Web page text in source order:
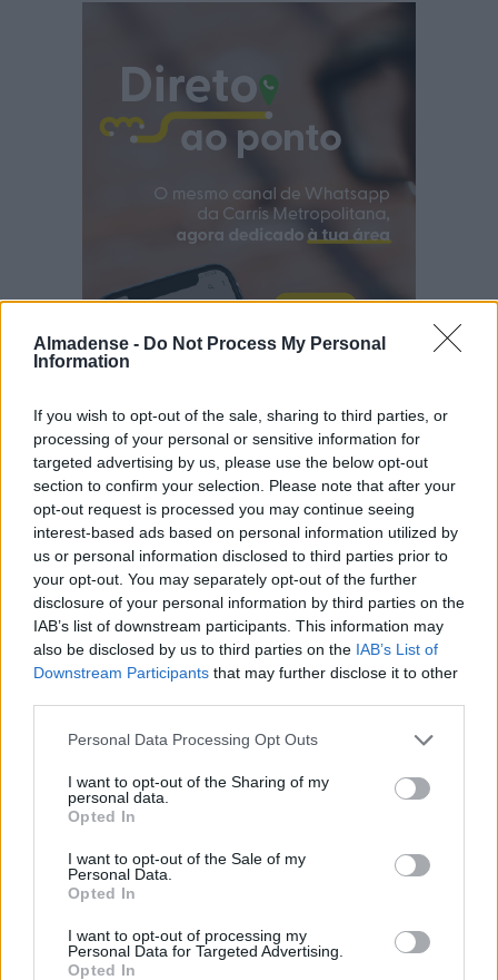
Almadense - Do Not Process My Personal
Information
If you wish to opt-out of the sale, sharing to third parties, or
processing of your personal or sensitive information for
targeted advertising by us, please use the below opt-out
section to confirm your selection. Please note that after your
opt-out request is processed you may continue seeing
interest-based ads based on personal information utilized by
us or personal information disclosed to third parties prior to
your opt-out. You may separately opt-out of the further
disclosure of your personal information by third parties on the
IAB’s list of downstream participants. This information may
also be disclosed by us to third parties on the IAB’s List of
Downstream Participants that may further disclose it to other
Personal Data Processing Opt Outs
I want to opt-out of the Sharing of my
personal data.
Opted In
I want to opt-out of the Sale of my
Personal Data.
Opted In
I want to opt-out of processing my
Personal Data for Targeted Advertising.
Opted In
Almada Forum recebe nova ação de
Preços das casas em Almada sobem
16,5% no primeiro trimestre de 2026